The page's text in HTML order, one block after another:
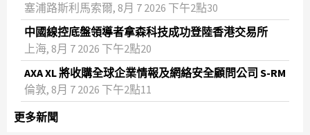
塞浦路斯利馬索爾, 8月 7 2026 下午2點30
中國線控底盤領導者拿森科技成功登陸香港交易所
上海, 8月 7 2026 下午2點20
AXA XL 將收購全球企業情報及網絡安全顧問公司 S-RM
倫敦, 8月 7 2026 下午2點11
更多新聞